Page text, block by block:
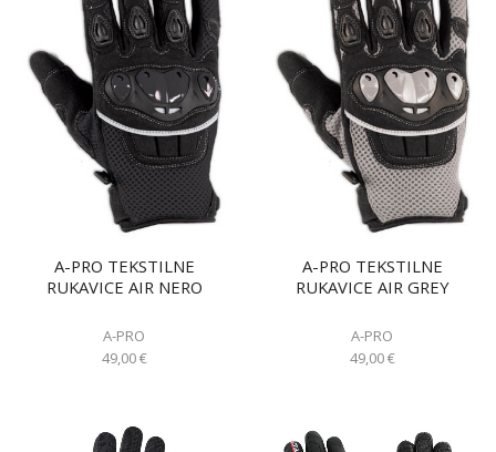
A-PRO TEKSTILNE
RUKAVICE AIR NERO
A-PRO
49,00€
A-PRO TEKSTILNE
RUKAVICE AIR GREY
A-PRO
49,00€